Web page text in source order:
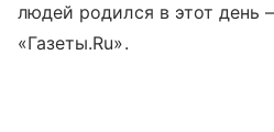
людей родился в этот день
«Газеты.Ru».